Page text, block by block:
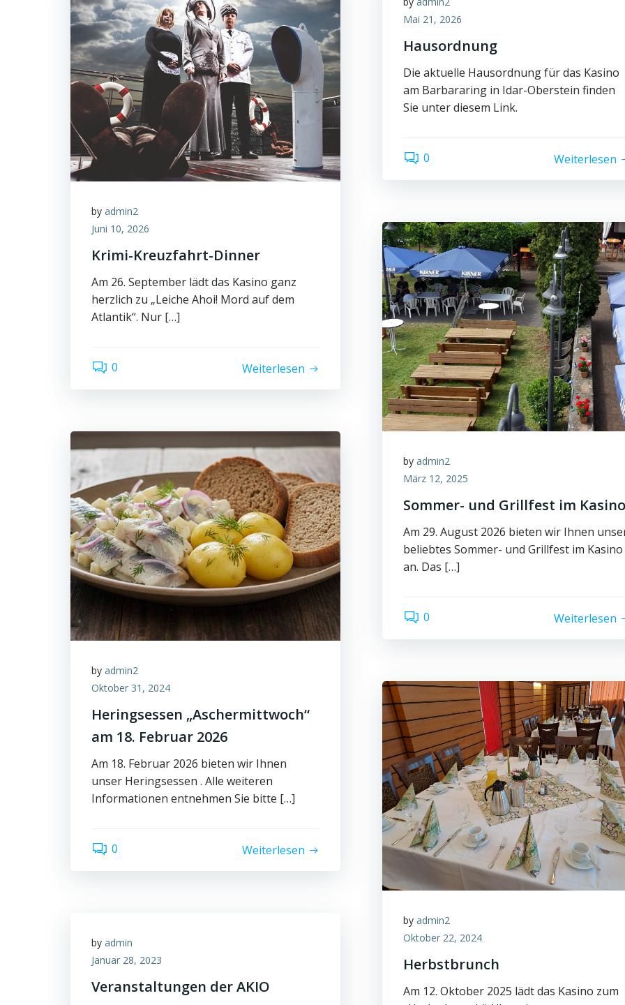
by admin2
Juni 10, 2026
Krimi-Kreuzfahrt-Dinner
Am 26. September lädt das Kasino ganz
herzlich zu „Leiche Ahoi! Mord auf dem
Atlantik“. Nur […]
0 Weiterlesen
Mai 21, 2026
Hausordnung
Die aktuelle Hausordnung für das Kasino
am Barbararing in Idar-Oberstein finden
Sie unter diesem Link.
0 Weiterlesen
by admin2
März 12, 2025
Sommer- und Grillfest im Kasino
Am 29. August 2026 bieten wir Ihnen
beliebtes Sommer- und Grillfest im Kasino
an. Das […]
0 Weiterlesen
by admin2
Oktober 31, 2024
Heringsessen „Aschermittwoch“
am 18. Februar 2026
Am 18. Februar 2026 bieten wir Ihnen
unser Heringsessen . Alle weiteren
Informationen entnehmen Sie bitte […]
0 Weiterlesen
by admin2
Oktober 22, 2024
Herbstbrunch
Am 12. Oktober 2025 lädt das Kasino zum
by admin
Januar 28, 2023
Veranstaltungen der AKIO